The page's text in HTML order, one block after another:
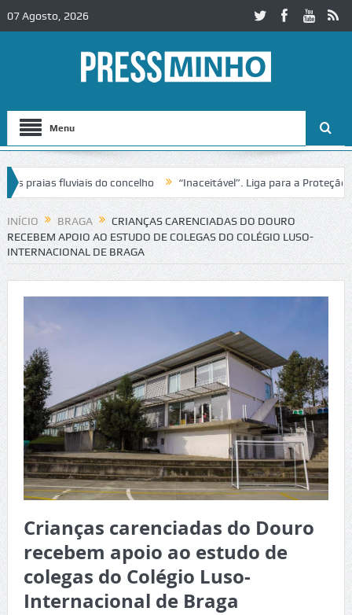
07 Agosto, 2026
Menu
praias fluviais do concelho “Inaceitável”. Liga para a Proteção
de trânsito no IC2 em Alcobaça Igreja do Castelo de Cerveira
INÍCIO BRAGA
CRIANÇAS CARENCIADAS DO DOURO
RECEBEM APOIO AO ESTUDO DE COLEGAS DO COLÉGIO LUSO-
INTERNACIONAL DE BRAGA
Crianças carenciadas do Douro
recebem apoio ao estudo de
colegas do Colégio Luso-
Internacional de Braga